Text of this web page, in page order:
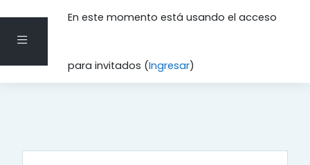
Pánel lateral
En este momento está usando el acceso
para invitados (Ingresar)
Saltar al contenido principal